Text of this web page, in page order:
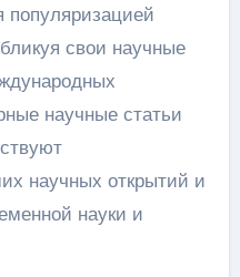
популяризацией
свои научные
научные статьи
научных открытий и
науки и